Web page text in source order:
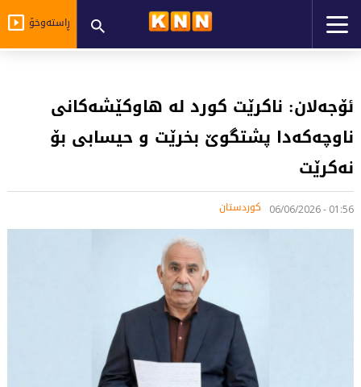
ڕاستەوخۆ
ئۆجەلان: ناکرێت کورد لە هاوکێشەکانی
ناوچەکەدا پشتگوێ بخرێت و حیسابی بۆ
نەکرێت
01:56 - 06/06/2026 کوردستان